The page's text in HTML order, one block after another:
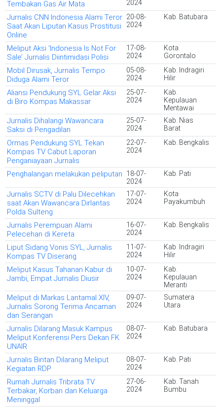
Tembakan Gas Air Mata 2024
Jurnalis CNN Indonesia Alami Teror
Saat Akan Liputan Kasus Prostitusi
Online
20-08-
2024
Kab. Batubara
Meliput Aksi 'Indonesia Is Not For
Sale’ Jurnalis Diintimidasi Polisi
17-08-
2024
Kota
Gorontalo
Mobil Dirusak, Jurnalis Tempo
Diduga Alami Teror
05-08-
2024
Kab. Indragiri
Hilir
Aliansi Pendukung SYL Gelar Aksi
di Biro Kompas Makassar
25-07-
2024
Kab.
Kepulauan
Mentawai
Jurnalis Dihalangi Wawancara
Saksi di Pengadilan
25-07-
2024
Kab. Nias
Barat
Ormas Pendukung SYL Tekan
Kompas TV Cabut Laporan
Penganiayaan Jurnalis
22-07-
2024
Kab. Bengkalis
Penghalangan melakukan peliputan
18-07-
2024
Kab. Pati
Jurnalis SCTV di Palu Dilecehkan
saat Akan Wawancara Dirlantas
Polda Sulteng
17-07-
2024
Kota
Payakumbuh
Jurnalis Perempuan Alami
Pelecehan di Kereta
16-07-
2024
Kab. Bengkalis
Liput Sidang Vonis SYL, Jurnalis
Kompas TV Diserang
11-07-
2024
Kab. Indragiri
Hilir
Meliput Kasus Tahanan Kabur di
Jambi, Empat Jurnalis Diusir
10-07-
2024
Kab.
Kepulauan
Meranti
Meliput di Markas Lantamal XIV,
Jurnalis Sorong Terima Ancaman
dan Serangan
09-07-
2024
Sumatera
Utara
Jurnalis Dilarang Masuk Kampus
Meliput Konferensi Pers Dekan FK
UNAIR
08-07-
2024
Kab. Batubara
Jurnalis Bintan Dilarang Meliput
Kegiatan RDP
08-07-
2024
Kab. Pati
Rumah Jurnalis Tribrata TV
Terbakar, Korban dan Keluarga
Meninggal
27-06-
2024
Kab. Tanah
Bumbu